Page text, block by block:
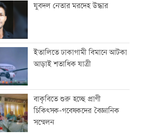
যুবদল নেতার মরদেহ উদ্ধার
ইতালিতে ঢাকাগামী বিমানে আটকা
আড়াই শতাধিক যাত্রী
বাকৃবিতে শুরু হচ্ছে প্রাণী
চিকিৎসক-গবেষকদের বৈজ্ঞানিক
সম্মেলন